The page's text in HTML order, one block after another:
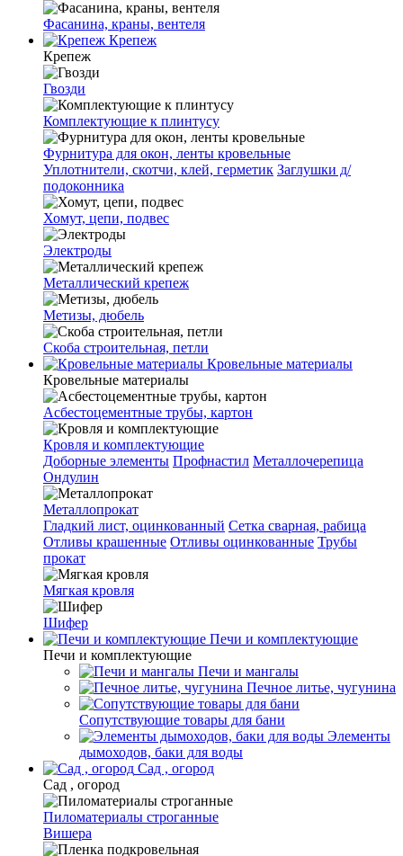
Фасанина, краны, вентеля
Крепеж
Крепеж
Гвозди
Комплектующие к плинтусу
Фурнитура для окон, ленты кровельные
Уплотнители, скотчи, клей, герметик Заглушки д/
подоконника
Хомут, цепи, подвес
Электроды
Металлический крепеж
Метизы, дюбель
Скоба строительная, петли
Кровельные материалы
Кровельные материалы
Асбестоцементные трубы, картон
Кровля и комплектующие
Доборные элементы Профнастил Металлочерепица
Ондулин
Металлопрокат
Гладкий лист, оцинкованный Сетка сварная, рабица
Отливы крашенные Отливы оцинкованные Трубы
прокат
Мягкая кровля
Шифер
Печи и комплектующие
Печи и комплектующие
Печи и мангалы
Печное литье, чугунина
Сопутствующие товары для бани
Элементы
дымоходов, баки для воды
Сад , огород
Сад , огород
Пиломатериалы строганные
Вишера